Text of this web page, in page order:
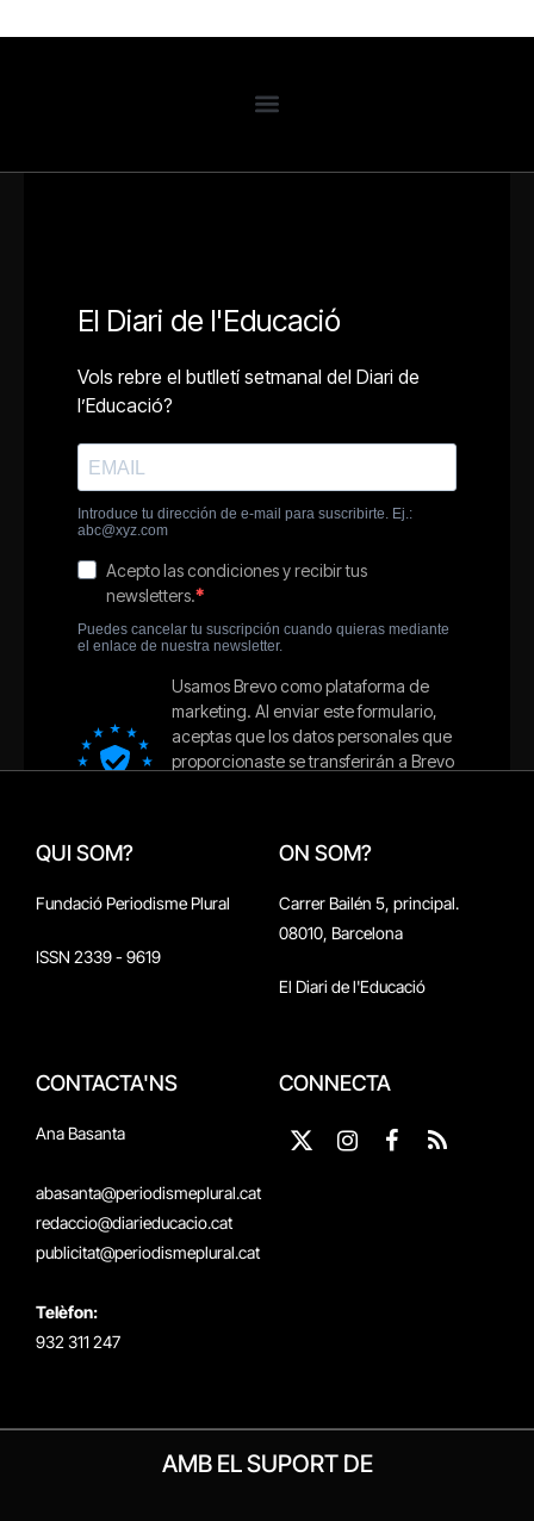
QUI SOM?
Fundació Periodisme Plural
ISSN 2339 - 9619
ON SOM?
Carrer Bailén 5, principal.
08010, Barcelona
El Diari de l'Educació
CONTACTA'NS
Ana Basanta
abasanta@periodismeplural.cat
redaccio@diarieducacio.cat
publicitat@periodismeplural.cat
Telèfon:
932 311 247
CONNECTA
X
Instagram
Facebook
RSS
AMB EL SUPORT DE